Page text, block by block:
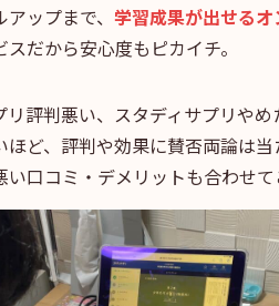
ップまで、 学習成果が出せる
だから安心度もピカイチ。
リ評判悪い、スタディサプリや
ほど、評判や効果に賛否両論は
口コミ・デメリットも合わせて